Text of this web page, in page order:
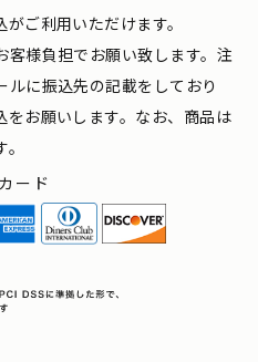
ご利用いただけます。
客様負担でお願い致します。注
に振込先の記載をしており
をお願いします。なお、商品は
ード